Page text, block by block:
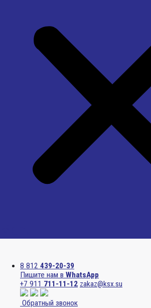
8 812 439-20-39
Пишите нам в WhatsApp
+7 911 711-11-12 zakaz@ksx.su
Обратный звонок